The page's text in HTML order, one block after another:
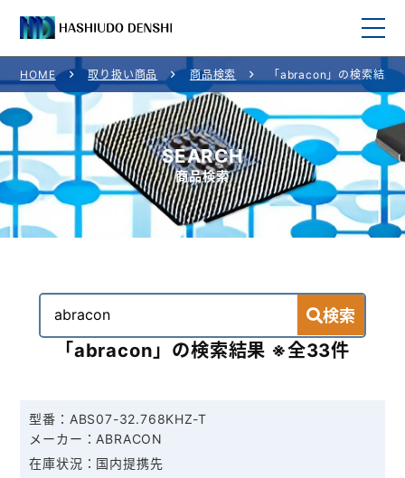
HOME
取り扱い商品
取り扱いメーカー
ご利用案内
お問い合わせ
HOME 取り扱い商品 商品検索 「abracon」の検索結果
SEARCH
商品検索
検索
「abracon」の検索結果 ※全33件
ABS07-32.768KHZ-T
ABRACON
国内提携先